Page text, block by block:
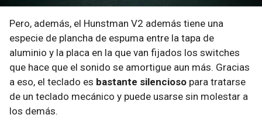
Pero, además, el Hunstman V2 además tiene una
especie de plancha de espuma entre la tapa de
aluminio y la placa en la que van fijados los switches
que hace que el sonido se amortigue aun más. Gracias
a eso, el teclado es bastante silencioso para tratarse
de un teclado mecánico y puede usarse sin molestar a
los demás.